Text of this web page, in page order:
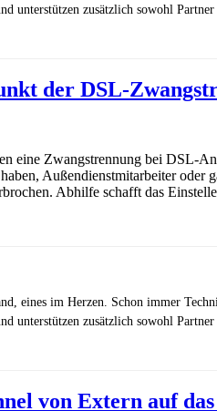
unterstützen zusätzlich sowohl Partner
der DSL-
eine Zwangstrennung bei DSL-
Außendienstmitarbeiter
Abhilfe schafft das
eines im Herzen. Schon immer
unterstützen zusätzlich sowohl Partner
von Extern auf